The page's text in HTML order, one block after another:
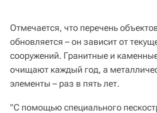
Отмечается, что перечень
обновляется – он зависит от
сооружений. Гранитные и
очищают каждый год, а
элементы – раз в пять лет.
"С помощью специального